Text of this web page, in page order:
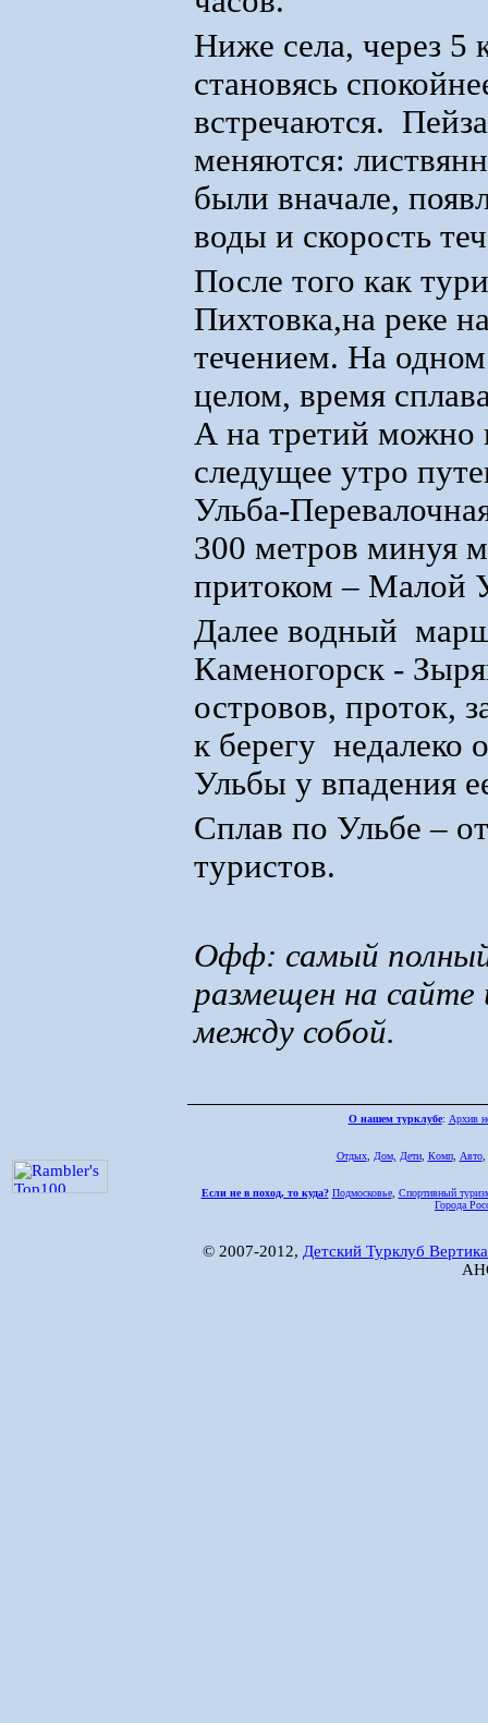
Ниже села, через 5
становясь
встречаются.
меняются:
были вначале,
воды и скорость
После того как
Пихтовка,на реке
течением. На
целом, время
А на третий можно
следущее утро
Ульба-
300 метров минуя
притоком – Малой
Далее водный
Каменогорск -
островов, проток,
к берегу недалеко
Ульбы у впадения
Сплав по Ульбе –
туристов.
Офф: самый полный
размещен на сайте
между собой.
О нашем турклубе: Архив
Отдых, Дом, Дети, Комп, Авто,
Если не в поход, то куда? Подмосковье, Спортивный
Города
© 2007-2012, Детский Турклуб